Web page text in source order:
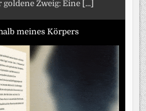
goldene Zweig: Eine [...]
meines Körpers